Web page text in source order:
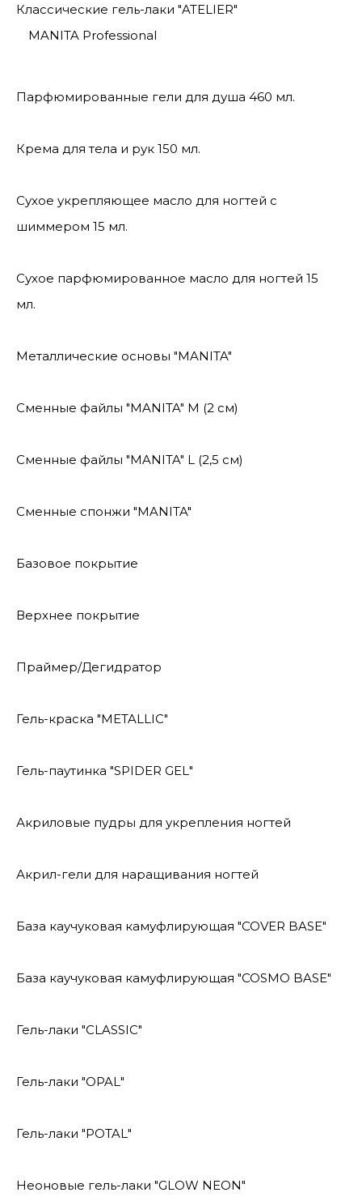
Классические гель-лаки "ATELIER"
MANITA Professional
Парфюмированные гели для душа 460 мл.
Крема для тела и рук 150 мл.
Сухое укрепляющее масло для ногтей с
шиммером 15 мл.
Сухое парфюмированное масло для ногтей 15
мл.
Металлические основы "MANITA"
Сменные файлы "MANITA" М (2 см)
Сменные файлы "MANITA" L (2,5 см)
Сменные спонжи "MANITA"
Базовое покрытие
Верхнее покрытие
Праймер/Дегидратор
Гель-краска "METALLIC"
Гель-паутинка "SPIDER GEL"
Акриловые пудры для укрепления ногтей
Акрил-гели для наращивания ногтей
База каучуковая камуфлирующая "COVER BASE"
База каучуковая камуфлирующая "COSMO BASE"
Гель-лаки "CLASSIC"
Гель-лаки "OPAL"
Гель-лаки "POTAL"
Неоновые гель-лаки "GLOW NEON"